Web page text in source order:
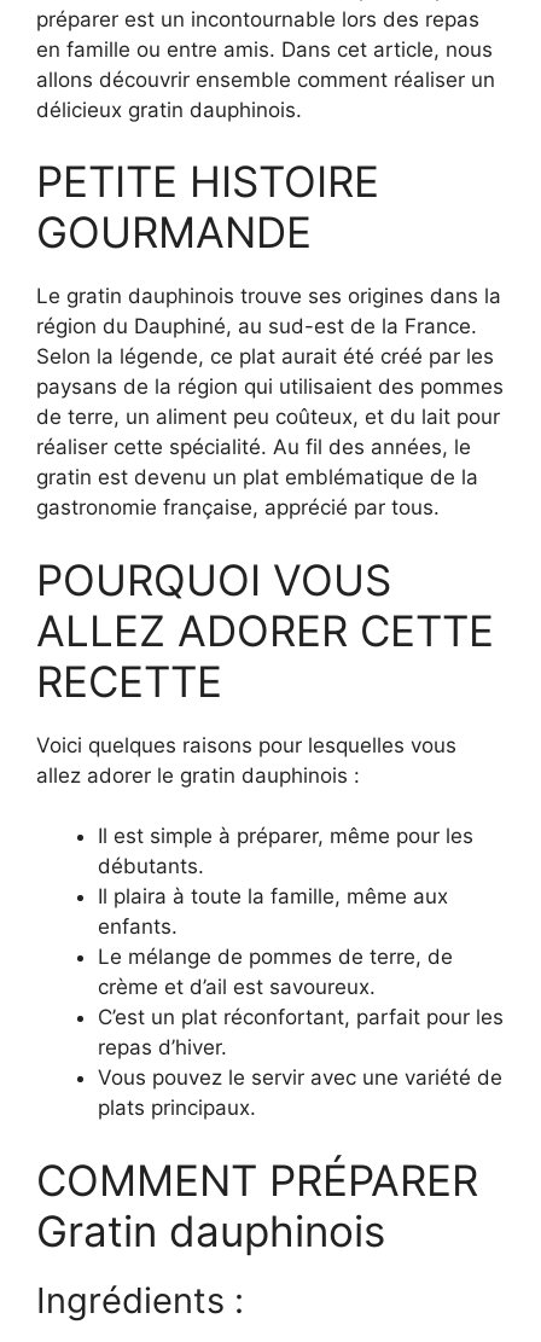
préparer est un incontournable lors des repas
en famille ou entre amis. Dans cet article, nous
allons découvrir ensemble comment réaliser un
délicieux gratin dauphinois.
PETITE HISTOIRE
GOURMANDE
Le gratin dauphinois trouve ses origines dans la
région du Dauphiné, au sud-est de la France.
Selon la légende, ce plat aurait été créé par les
paysans de la région qui utilisaient des pommes
de terre, un aliment peu coûteux, et du lait pour
réaliser cette spécialité. Au fil des années, le
gratin est devenu un plat emblématique de la
gastronomie française, apprécié par tous.
POURQUOI VOUS
ALLEZ ADORER CETTE
RECETTE
Voici quelques raisons pour lesquelles vous
allez adorer le gratin dauphinois :
Il est simple à préparer, même pour les
débutants.
Il plaira à toute la famille, même aux
enfants.
Le mélange de pommes de terre, de
crème et d’ail est savoureux.
C’est un plat réconfortant, parfait pour les
repas d’hiver.
Vous pouvez le servir avec une variété de
plats principaux.
COMMENT PRÉPARER
Gratin dauphinois
Ingrédients :